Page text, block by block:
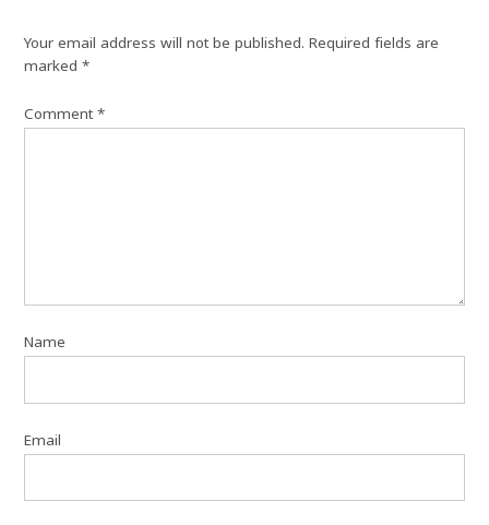
Your email address will not be published. Required fields are
marked*
Comment*
Name
Email